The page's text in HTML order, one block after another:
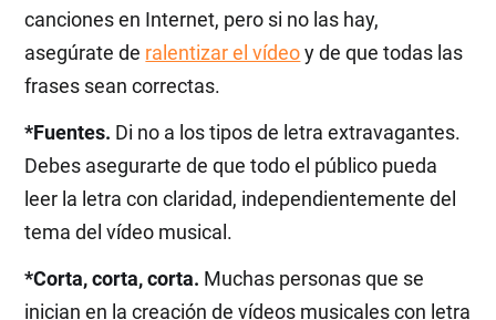
canciones en Internet, pero si no las hay,
asegúrate de ralentizar el vídeoy de que todas las
frases sean correctas.
*Fuentes. Di no a los tipos de letra extravagantes.
Debes asegurarte de que todo el público pueda
leer la letra con claridad, independientemente del
tema del vídeo musical.
*Corta, corta, corta. Muchas personas que se
inician en la creación de vídeos musicales con letra